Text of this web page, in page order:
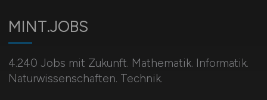
MINT.JOBS
4.240 Jobs mit Zukunft. Mathematik. Informatik.
Naturwissenschaften. Technik.